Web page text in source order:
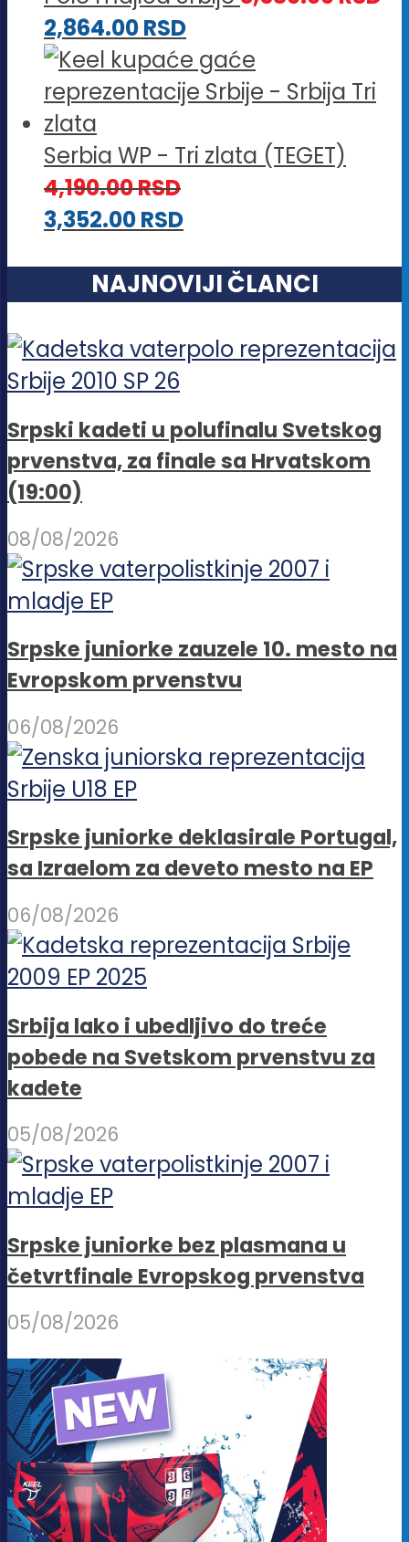
2,864.00RSD
Serbia WP - Tri zlata (TEGET)
4,190.00RSD
3,352.00RSD
NAJNOVIJI ČLANCI
Srpski kadeti u polufinalu Svetskog
prvenstva, za finale sa Hrvatskom
(19:00)
08/08/2026
Srpske juniorke zauzele 10. mesto na
Evropskom prvenstvu
06/08/2026
Srpske juniorke deklasirale Portugal,
sa Izraelom za deveto mesto na EP
06/08/2026
Srbija lako i ubedljivo do treće
pobede na Svetskom prvenstvu za
kadete
05/08/2026
Srpske juniorke bez plasmana u
četvrtfinale Evropskog prvenstva
05/08/2026